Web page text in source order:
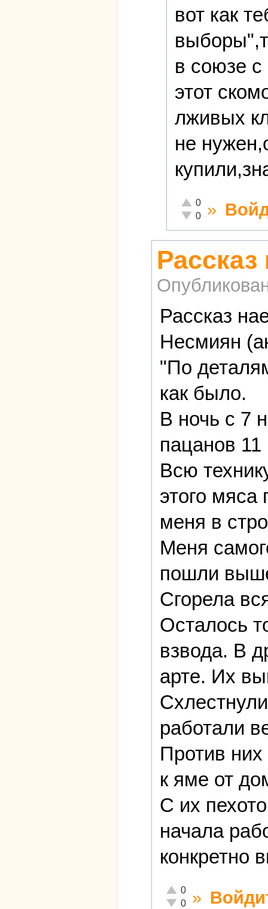
вот как
в союзе
этот
лживых
не
Отлично!
0
Неадекватно!
0 »
Рассказ
Несмиян
"По
как было.
В ночь с 7
пацанов
Всю
этого
меня в
Меня
пошли
Сгорела
Осталось
взвода. В
арте. Их
работали
Против
к яме от
С их
начала
конкретно
Отлично!
0
Неадекватно!
0 »